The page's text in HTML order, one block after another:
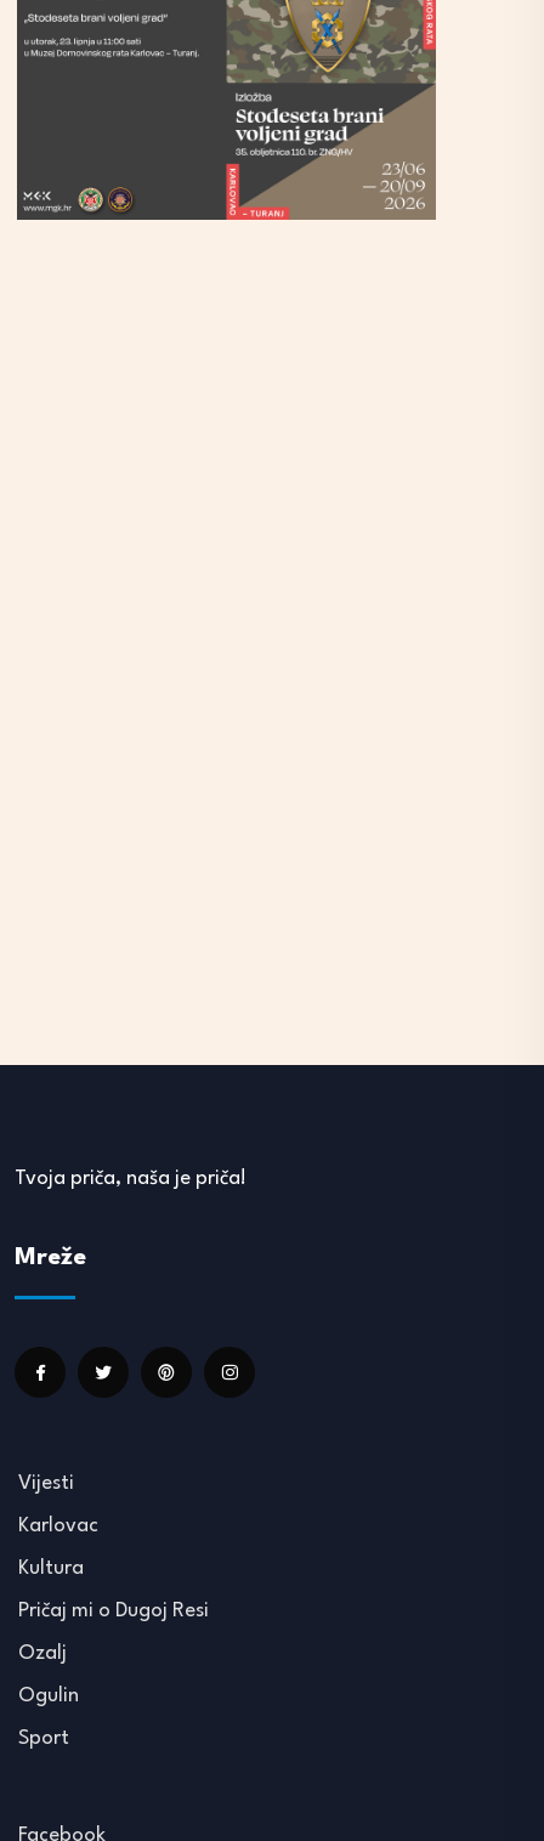
Tvoja priča, naša je priča!
Mreže
Vijesti
Karlovac
Kultura
Pričaj mi o Dugoj Resi
Ozalj
Ogulin
Sport
Facebook